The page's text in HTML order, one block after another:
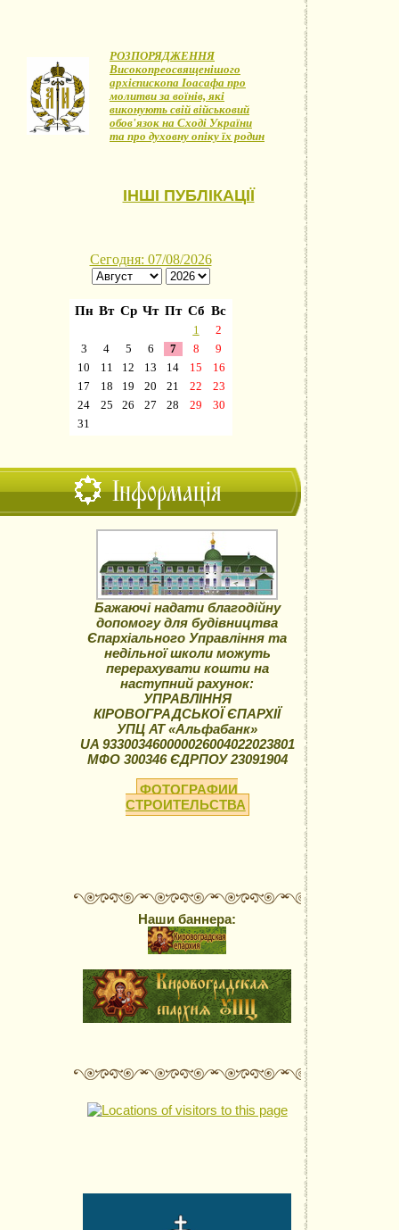
РОЗПОРЯДЖЕННЯ
Високопреосвященішого
архієпископа Іоасафа про
молитви за воїнів, які
виконують свій військовий
обов'язок на Сході України
та про духовну опіку їх родин
ІНШІ ПУБЛІКАЦІЇ
Інформація
Бажаючі надати благодійну
допомогу для будівництва
Єпархіального Управління та
недільної школи можуть
перерахувати кошти на
наступний рахунок:
УПРАВЛІННЯ
КІРОВОГРАДСЬКОЇ ЄПАРХІЇ
УПЦ АТ «Альфабанк»
UA 933003460000026004022023801
МФО 300346 ЄДРПОУ 23091904
ФОТОГРАФИИ
СТРОИТЕЛЬСТВА
Наши баннера: